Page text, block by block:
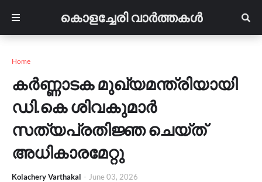
കൊളച്ചേരി വാർത്തകൾ
Home
കർണ്ണാടക മുഖ്യമന്ത്രിയായി
ഡി.കെ ശിവകുമാർ
സത്യപ്രതിജ്ഞ ചെയ്ത്
അധികാരമേറ്റു
Kolachery Varthakal - June 03, 2026